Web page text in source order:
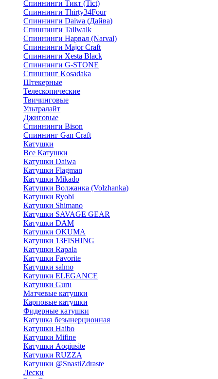
Спиннинги Тикт (Tict)
Спиннинги Thirty34Four
Спиннинги Daiwa (Дайва)
Спиннинги Tailwalk
Спиннинги Нарвал (Narval)
Спиннинги Major Craft
Спиннинги Xesta Black
Спиннинги G-STONE
Спиннинг Kosadaka
Штекерные
Телескопические
Твичинговые
Ультралайт
Джиговые
Спиннинги Bison
Спиннинг Gan Craft
Катушки
Все Катушки
Катушки Daiwa
Катушки Flagman
Катушки Mikado
Катушки Волжанка (Volzhanka)
Катушки Ryobi
Катушки Shimano
Катушки SAVAGE GEAR
Катушки DAM
Катушки OKUMA
Катушки 13FISHING
Катушки Rapala
Катушки Favorite
Катушки salmo
Катушки ELEGANCE
Катушки Guru
Матчевые катушки
Карповые катушки
Фидерные катушки
Катушка безынерционная
Катушки Haibo
Катушки Mifine
Катушки Aoqiusite
Катушки RUZZA
Катушки @SnastiZdraste
Лески